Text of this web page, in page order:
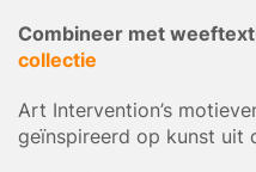
Combineer met
collectie
Art Intervention’s
geïnspireerd op kunst uit